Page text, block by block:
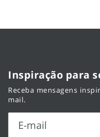
Inspiração para
Receba mensagens
mail.
E-mail